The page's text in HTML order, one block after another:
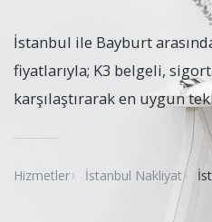
İstanbul ile Bayburt
fiyatlarıyla; K3 belgeli,
karşılaştırarak en uygun
Hizmetler İstanbul Nakliyat